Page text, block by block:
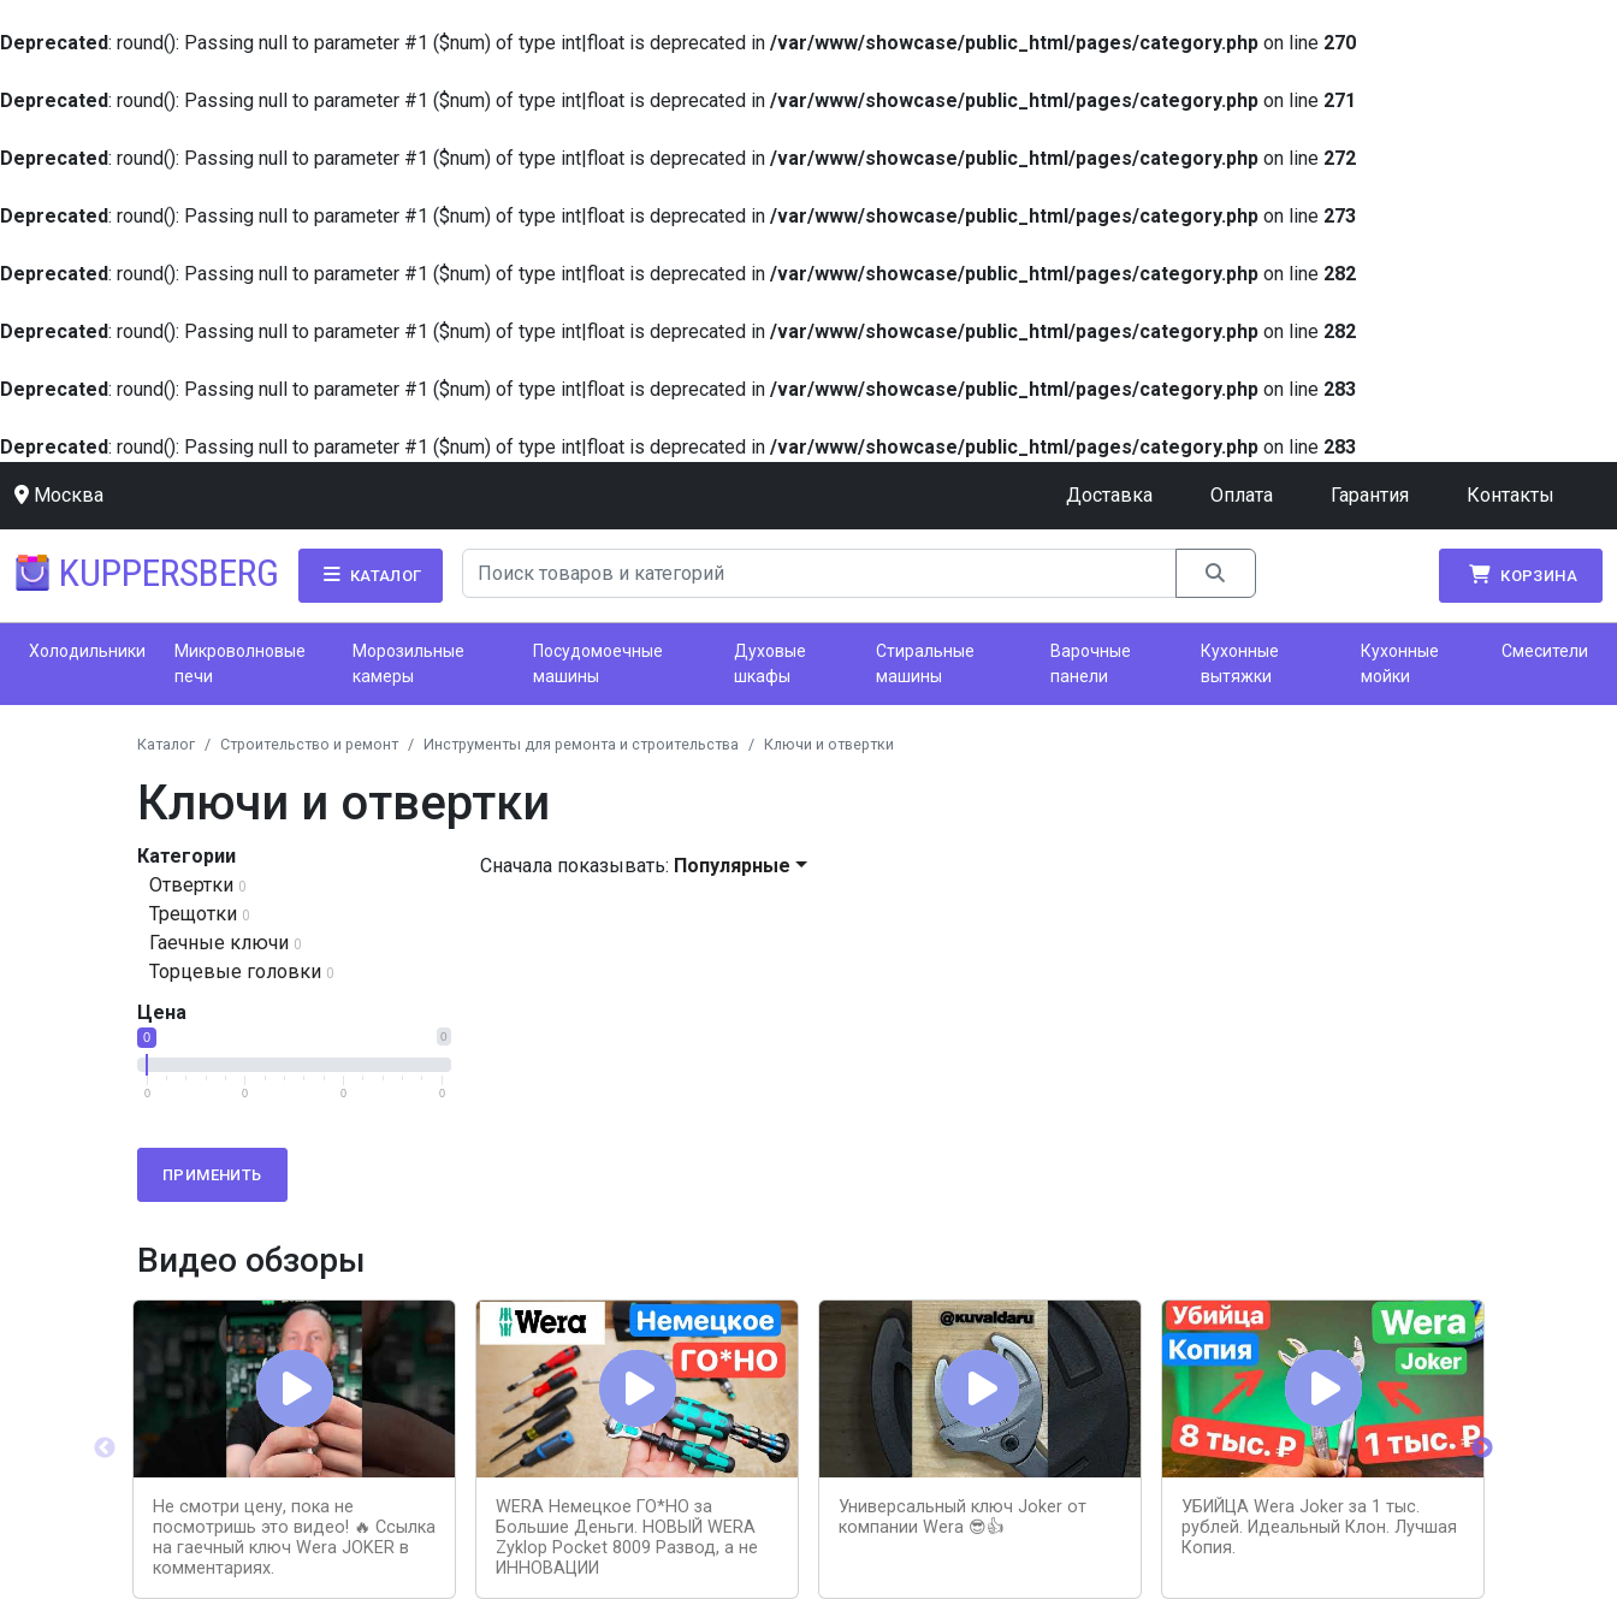
Deprecated: round(): Passing null to parameter #1 ($num) of type int|float is deprecated in /var/www/showcase/public_html/pages/category.php on line 270
Deprecated: round(): Passing null to parameter #1 ($num) of type int|float is deprecated in /var/www/showcase/public_html/pages/category.php on line 271
Deprecated: round(): Passing null to parameter #1 ($num) of type int|float is deprecated in /var/www/showcase/public_html/pages/category.php on line 272
Deprecated: round(): Passing null to parameter #1 ($num) of type int|float is deprecated in /var/www/showcase/public_html/pages/category.php on line 273
Deprecated: round(): Passing null to parameter #1 ($num) of type int|float is deprecated in /var/www/showcase/public_html/pages/category.php on line 282
Deprecated: round(): Passing null to parameter #1 ($num) of type int|float is deprecated in /var/www/showcase/public_html/pages/category.php on line 282
Deprecated: round(): Passing null to parameter #1 ($num) of type int|float is deprecated in /var/www/showcase/public_html/pages/category.php on line 283
Deprecated: round(): Passing null to parameter #1 ($num) of type int|float is deprecated in /var/www/showcase/public_html/pages/category.php on line 283
Москва Доставка Оплата Гарантия Контакты
KUPPERSBERG КАТАЛОГ КОРЗИНА
Холодильники
Микроволновые
печи
Морозильные
камеры
Посудомоечные
машины
Духовые
шкафы
Стиральные
машины
Варочные
панели
Кухонные
вытяжки
Кухонные
мойки
Смесители
Каталог Строительство и ремонт Инструменты для ремонта и строительства Ключи и отвертки
Ключи и отвертки
Категории
Отвертки 0
Трещотки 0
Гаечные ключи 0
Торцевые головки 0
Цена
0
0
0 0 0 0
ПРИМЕНИТЬ
Сначала показывать: Популярные
Видео обзоры
Не смотри цену, пока не
посмотришь это видео! 🔥 Ссылка
на гаечный ключ Wera JOKER в
комментариях.
WERA Немецкое ГО*НО за
Большие Деньги. НОВЫЙ WERA
Zyklop Pocket 8009 Развод, а не
ИННОВАЦИИ
Универсальный ключ Joker от
компании Wera 😎👍
УБИЙЦА Wera Joker за 1 тыс.
рублей. Идеальный Клон. Лучшая
Копия.